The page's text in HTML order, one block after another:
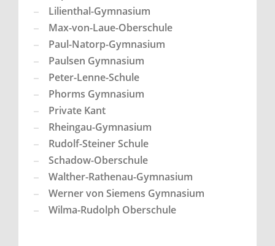
Lilienthal-Gymnasium
Max-von-Laue-Oberschule
Paul-Natorp-Gymnasium
Paulsen Gymnasium
Peter-Lenne-Schule
Phorms Gymnasium
Private Kant
Rheingau-Gymnasium
Rudolf-Steiner Schule
Schadow-Oberschule
Walther-Rathenau-Gymnasium
Werner von Siemens Gymnasium
Wilma-Rudolph Oberschule